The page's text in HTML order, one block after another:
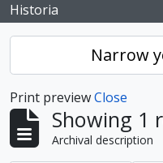
Historia
Narrow
Print previewClose
Showing 1
Archival description